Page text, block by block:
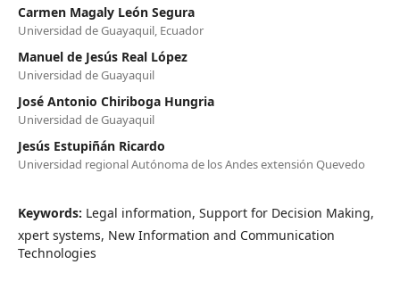
Carmen Magaly León Segura
Universidad de Guayaquil, Ecuador
Manuel de Jesús Real López
Universidad de Guayaquil
José Antonio Chiriboga Hungria
Universidad de Guayaquil
Jesús Estupiñán Ricardo
Universidad regional Autónoma de los Andes extensión Quevedo
Keywords: Legal information, Support for Decision Making,
xpert systems, New Information and Communication
Technologies